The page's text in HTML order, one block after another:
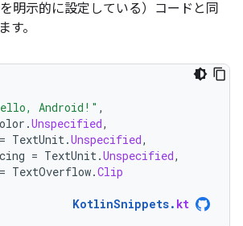
明示的に設定している）コードと同
す。
Android!" ,
.Unspecified,
= TextUnit.Unspecified,
= TextUnit.Unspecified,
= TextOverflow.Clip
KotlinSnippets. kt